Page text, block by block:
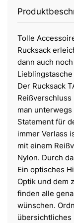
Tolle
Rucksack
dann auch
Der Rucksack
man
Statement für
immer Verlass
mit einem
Nylon. Durch
Ein optisches
Optik und dem
finden alle
wünschen.
übersichtliches